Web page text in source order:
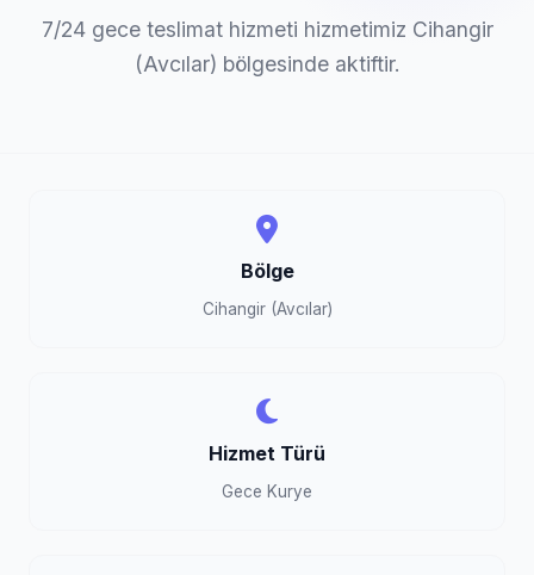
7/24 gece teslimat hizmeti hizmetimiz Cihangir
(Avcılar) bölgesinde aktiftir.
Bölge
Cihangir (Avcılar)
Hizmet Türü
Gece Kurye